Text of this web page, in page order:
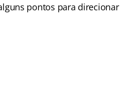
pontos para direcionar